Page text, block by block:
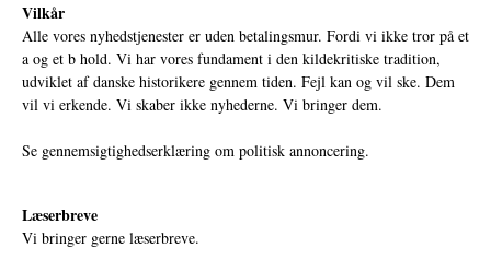
Vilkår
Alle vores nyhedstjenester er uden betalingsmur. Fordi vi ikke tror på et
a og et b hold. Vi har vores fundament i den kildekritiske tradition,
udviklet af danske historikere gennem tiden. Fejl kan og vil ske. Dem
vil vi erkende. Vi skaber ikke nyhederne. Vi bringer dem.
Se gennemsigtighedserklæring om politisk annoncering.
Læserbreve
Vi bringer gerne læserbreve.